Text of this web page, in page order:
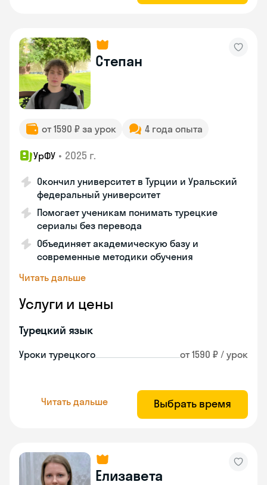
Степан
от 1590 ₽ за урок 4 года опыта
УрФУ • 2025 г.
Окончил университет в Турции и Уральский
федеральный университет
Помогает ученикам понимать турецкие
сериалы без перевода
Объединяет академическую базу и
современные методики обучения
Читать дальше
Услуги и цены
Турецкий язык
Уроки турецкого от 1590 ₽ / урок
Читать дальше Выбрать время
Елизавета